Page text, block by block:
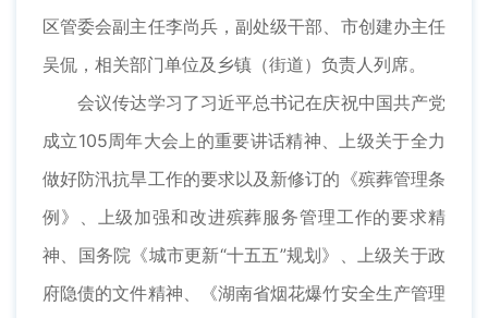
区管委会副主任李尚兵，副处级干部、市创建办主任
吴侃，相关部门单位及乡镇（街道）负责人列席。
会议传达学习了习近平总书记在庆祝中国共产党
成立105周年大会上的重要讲话精神、上级关于全力
做好防汛抗旱工作的要求以及新修订的《殡葬管理条
例》、上级加强和改进殡葬服务管理工作的要求精
神、国务院《城市更新“十五五”规划》、上级关于政
府隐债的文件精神、《湖南省烟花爆竹安全生产管理